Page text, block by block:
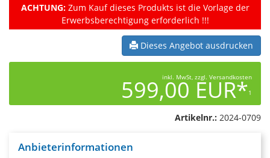
ACHTUNG:Zum Kauf dieses Produkts ist die Vorlage der
Erwerbsberechtigung erforderlich !!!
Dieses Angebot ausdrucken
inkl. MwSt, zzgl. Versandkosten
599,00 EUR*1
Artikelnr.: 2024-0709
Anbieterinformationen